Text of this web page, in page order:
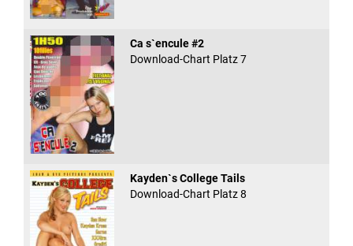
Ca s`encule #2
Download-Chart Platz 7
Kayden`s College Tails
Download-Chart Platz 8